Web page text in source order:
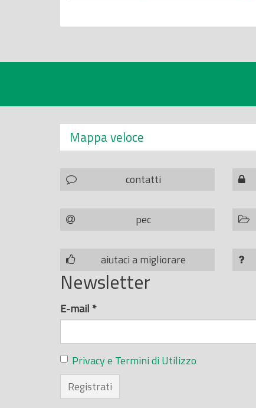
Mappa veloce
contatti
pec
aiutaci a migliorare
Newsletter
E-mail *
Privacy e Termini di Utilizzo
Registrati